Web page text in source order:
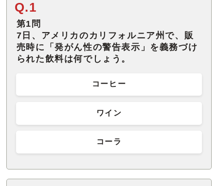
Q.1
第1問
7日、アメリカのカリフォルニア州で、販
売時に「発がん性の警告表示」を義務づけ
られた飲料は何でしょう。
コーヒー
ワイン
コーラ